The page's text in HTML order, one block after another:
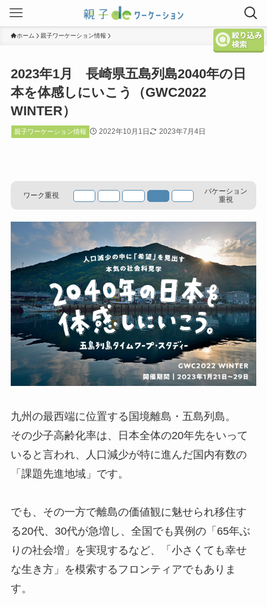
ホーム 親子ワーケーション情報
2023年1月 長崎県五島列島2040年の日
本を体感しにいこう（GWC2022
WINTER）
親子ワーケーション情報 2022年10月1日 2023年7月4日
ワーク重視
バケーション
重視
九州の最西端に位置する国境離島・五島列島。
その少子高齢化率は、日本全体の20年先をいって
いると言われ、人口減少が特に進んだ国内有数の
「課題先進地域」です。
でも、その一方で離島の価値観に魅せられ移住す
る20代、30代が急増し、全国でも異例の「65年ぶ
りの社会増」を実現するなど、「小さくても幸せ
な生き方」を模索するフロンティアでもありま
す。